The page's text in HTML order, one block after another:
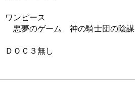
ワンピース
悪夢のゲーム 神の騎士団の陰謀
ＤＯＣ３無し